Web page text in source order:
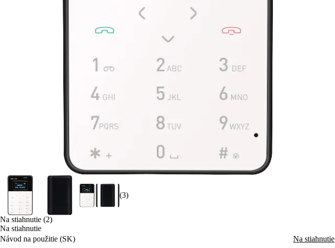
(3)
Na stiahnutie (2)
Na stiahnutie
Návod na použitie (SK)
Na stiahnutie